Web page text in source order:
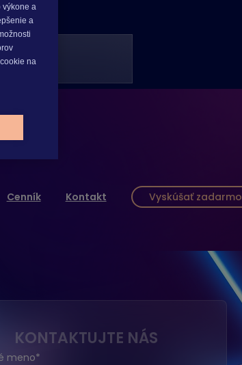
Cenník Kontakt Vyskúšať zadarmo
KONTAKTUJTE NÁS
meno*
výkone a
a
na